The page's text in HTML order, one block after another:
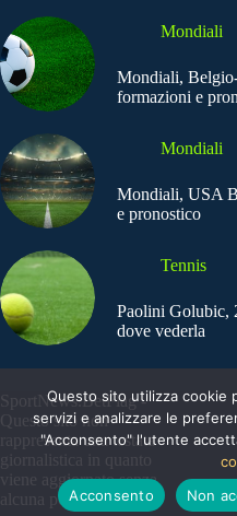
Mondiali
Mondiali,
formazioni e
Mondiali
Mondiali, USA
e pronostico
Tennis
Paolini Golubic,
dove vederla
SportNews.BetFlag -
Questo sito non
rappresenta una testata
giornalistica in quanto
viene aggiornato senza
alcuna periodicità
Questo sito utilizza cookie
servizi e analizzare le
"Acconsento" l'utente
Acconsento
Non